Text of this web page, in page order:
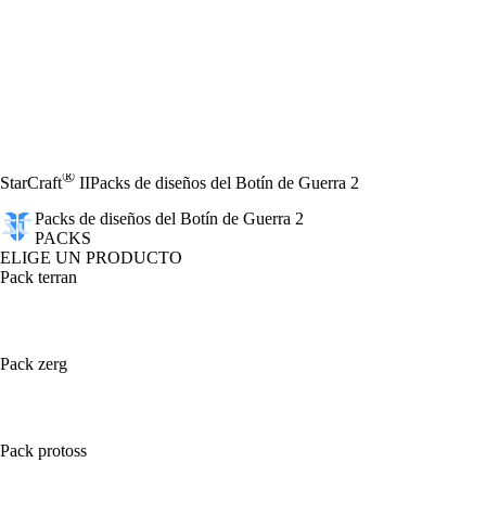
StarCraft® IIPacks de diseños del Botín de Guerra 2
Packs de diseños del Botín de Guerra 2
PACKS
ELIGE UN PRODUCTO
Pack terran
Pack zerg
Pack protoss